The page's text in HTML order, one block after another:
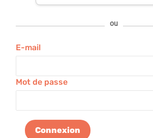
ou
E-mail
Mot de passe